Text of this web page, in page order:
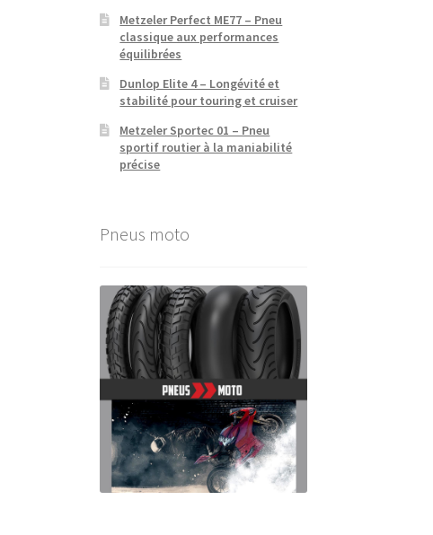
Metzeler Perfect ME77 – Pneu
classique aux performances
équilibrées
Dunlop Elite 4 – Longévité et
stabilité pour touring et cruiser
Metzeler Sportec 01 – Pneu
sportif routier à la maniabilité
précise
Pneus moto